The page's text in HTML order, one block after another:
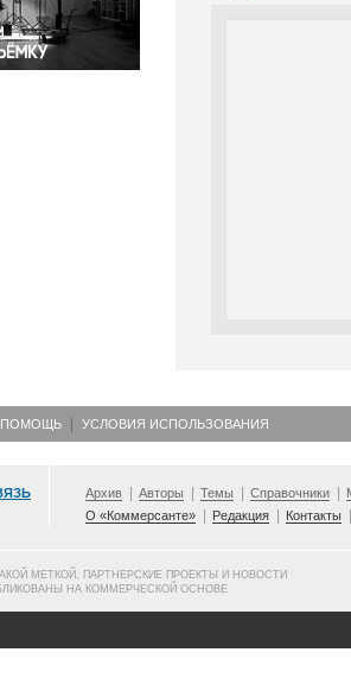
и бизнес
ПОМОЩЬ УСЛОВИЯ ИСПОЛЬЗОВАНИЯ
Архив Авторы Темы Справочники
О «Коммерсанте»
Редакция Контакты
МЕТКОЙ, ПАРТНЕРСКИЕ ПРОЕКТЫ И НОВОСТИ
НА КОММЕРЧЕСКОЙ ОСНОВЕ